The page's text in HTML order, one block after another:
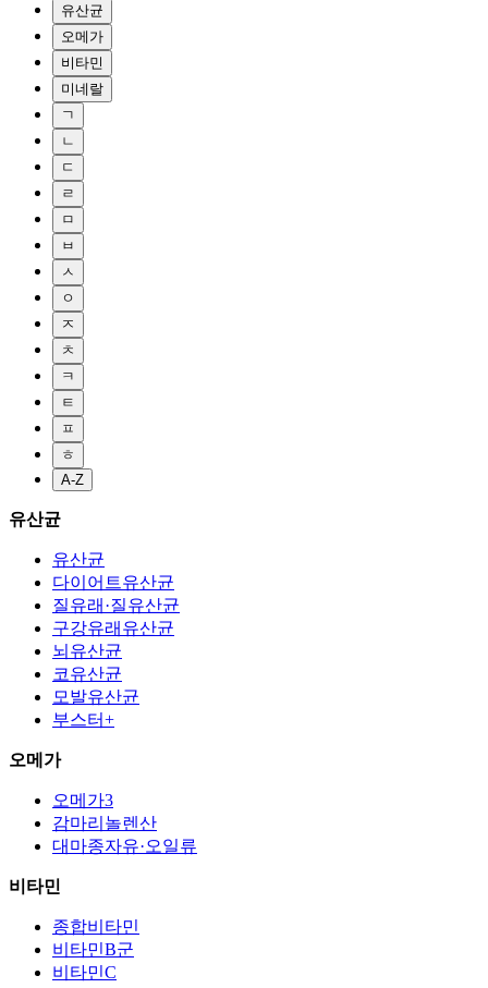
유산균
오메가
비타민
미네랄
ㄱ
ㄴ
ㄷ
ㄹ
ㅁ
ㅂ
ㅅ
ㅇ
ㅈ
ㅊ
ㅋ
ㅌ
ㅍ
ㅎ
A-Z
유산균
유산균
다이어트유산균
질유래·질유산균
구강유래유산균
뇌유산균
코유산균
모발유산균
부스터+
오메가
오메가3
감마리놀렌산
대마종자유·오일류
비타민
종합비타민
비타민B군
비타민C